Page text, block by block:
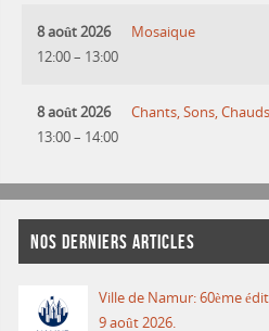
8 août 2026
12:00– 13:00
Mosaique
8 août 2026
13:00– 14:00
Chants, Sons,
NOS DERNIERS ARTICLES
Ville de Namur: 60ème
9 août 2026.